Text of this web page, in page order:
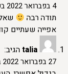
4 בפברואר 2022 בשעה 08:54
תודה רבה
אפייה שעתיים
taliaהגיב:
27 בפברואר 2022 בשעה 09:12